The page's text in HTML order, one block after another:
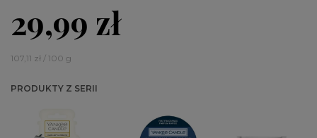
29,99 zł
107,11 zł / 100 g
PRODUKTY Z SERII